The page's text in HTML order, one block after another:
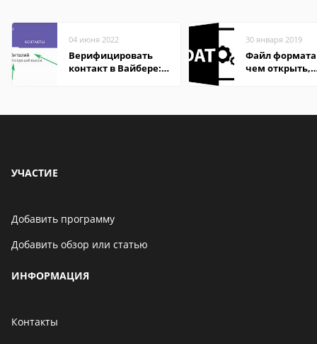
04 июня 2022
Верифицировать
контакт в Вайбере:
30 января 2019
Файл формата
чем открыть,
УЧАСТИЕ
Добавить программу
Добавить обзор или статью
ИНФОРМАЦИЯ
Контакты